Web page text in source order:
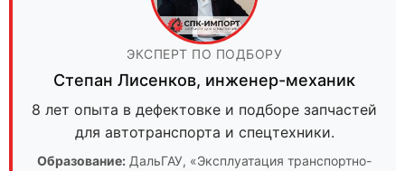
ЭКСПЕРТ ПО ПОДБОРУ
Степан Лисенков, инженер-механик
8 лет опыта в дефектовке и подборе запчастей
для автотранспорта и спецтехники.
Образование: ДальГАУ, «Эксплуатация транспортно-